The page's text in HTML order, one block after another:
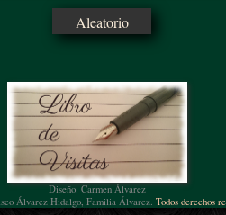
Aleatorio
Diseño: Carmen Álvarez
Álvarez Hidalgo, Familia Álvarez. Todos derechos